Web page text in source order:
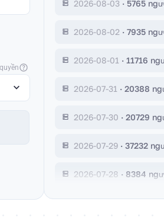
2026-08-03 · 5765
2026-08-02 · 7935
2026-08-01 · 11716
2026-07-31 · 20388
2026-07-30 · 20729
2026-07-29 · 37232
2026-07-28 · 8384
2026-07-27 · 5343